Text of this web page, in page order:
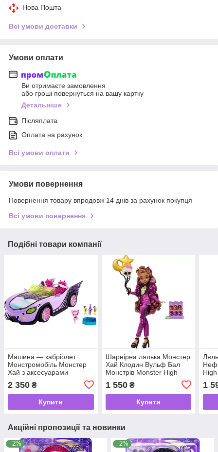
Нова Пошта
Всі умови доставки
Умови оплати
Ви отримаєте замовлення
або гроші повернуться на вашу картку
Детальніше
Післяплата
Оплата на рахунок
Всі умови оплати
Умови повернення
Повернення товару впродовж 14 днів за рахунок покупця
Всі умови повернення
Подібні товари компанії
Машина — кабріолет
Монстромобіль Монстер
Хай з аксесуарами
2 350 ₴
Купити
Шарнірна лялька Монстер
Хай Клодин Вульф Бал
Монстрів Monster High
Ball
1 550₴
Купити
1
Акційні пропозиції та новинки
–2% –2%